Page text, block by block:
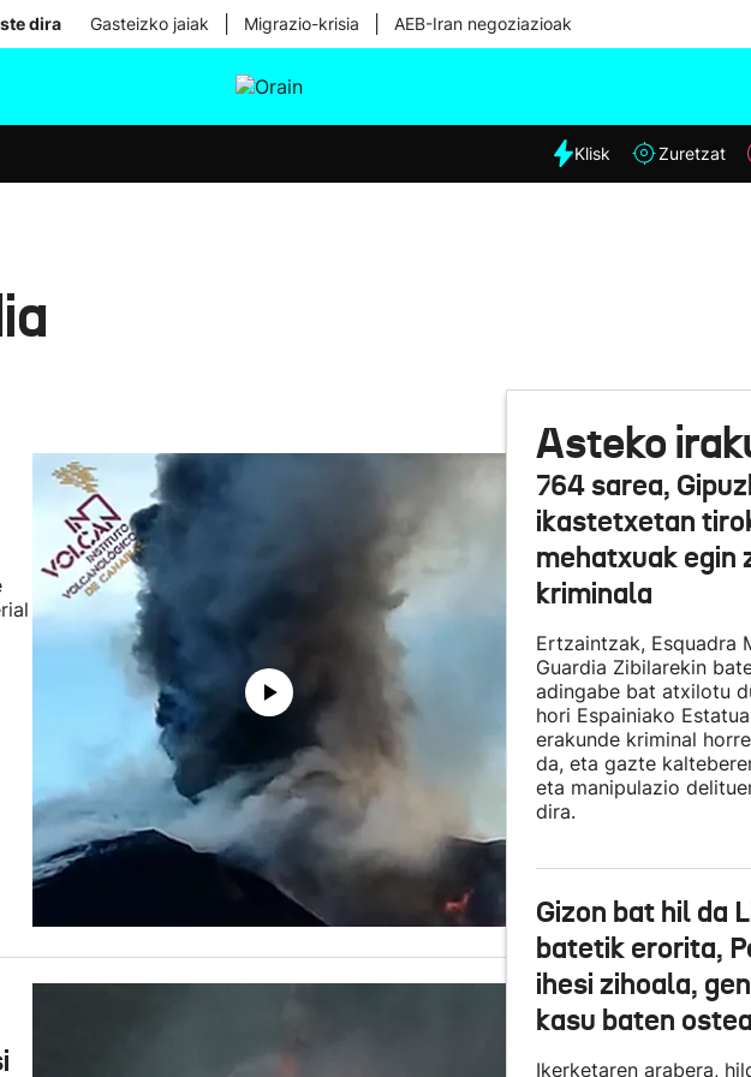
dira Gasteizko jaiak Migrazio-krisia AEB-Iran negoziazioak
Eguraldia
Klisk Zuretzat
Asteko
764 sarea,
ikastetxetan
mehatxuak egin
kriminala
Ertzaintzak, Esquadra
Guardia Zibilarekin
adingabe bat atxilotu
hori Espainiako
erakunde kriminal
da, eta gazte
eta manipulazio
dira.
Gizon bat hil da
batetik erorita,
ihesi zihoala,
kasu baten
Ikerketaren arabera,